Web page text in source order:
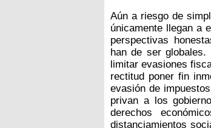
Aún a riesgo de
únicamente llegan a
perspectivas
han de ser
limitar evasiones
rectitud poner fin
evasión de
privan a los
derechos
distanciamientos